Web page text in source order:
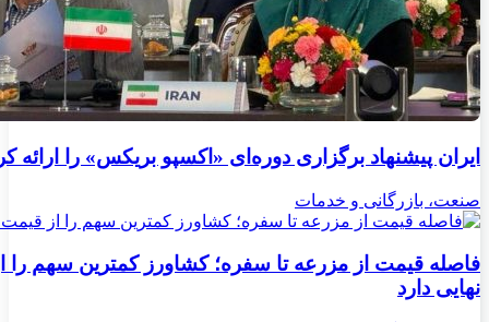
ایران پیشنهاد برگزاری دوره‌ای «اکسپو بریکس» را ارائه
صنعت، بازرگانی و خدمات
فاصله قیمت از مزرعه تا سفره؛ کشاورز کمترین سهم را
نهایی دارد